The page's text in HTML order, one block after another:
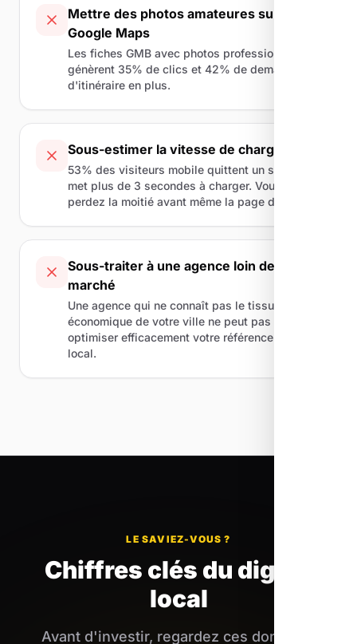
Mettre des photos amateures sur
Google Maps
Les fiches GMB avec photos professionnelles
génèrent 35% de clics et 42% de demandes
d'itinéraire en plus.
Sous-estimer la vitesse de chargement
53% des visiteurs mobile quittent un site qui
met plus de 3 secondes à charger. Vous
perdez la moitié avant même la page d'accueil.
Sous-traiter à une agence loin de votre
marché
Une agence qui ne connaît pas le tissu
économique de votre ville ne peut pas
optimiser efficacement votre référencement
local.
LE SAVIEZ-VOUS ?
Chiffres clés du digital
local
Avant d'investir, regardez ces données.